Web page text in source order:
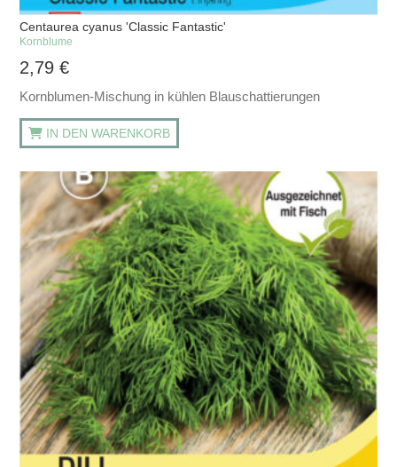
Centaurea cyanus 'Classic Fantastic'
Kornblume
2,79€
Kornblumen-Mischung in kühlen Blauschattierungen
IN DEN WARENKORB